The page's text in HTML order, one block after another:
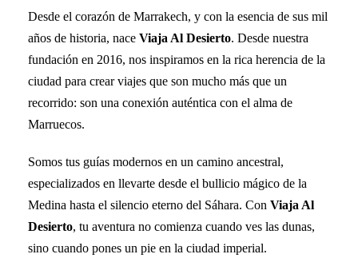
Desde el corazón de Marrakech, y con la esencia de sus mil
años de historia, nace Viaja Al Desierto. Desde nuestra
fundación en 2016, nos inspiramos en la rica herencia de la
ciudad para crear viajes que son mucho más que un
recorrido: son una conexión auténtica con el alma de
Marruecos.
Somos tus guías modernos en un camino ancestral,
especializados en llevarte desde el bullicio mágico de la
Medina hasta el silencio eterno del Sáhara. Con Viaja Al
Desierto, tu aventura no comienza cuando ves las dunas,
sino cuando pones un pie en la ciudad imperial.